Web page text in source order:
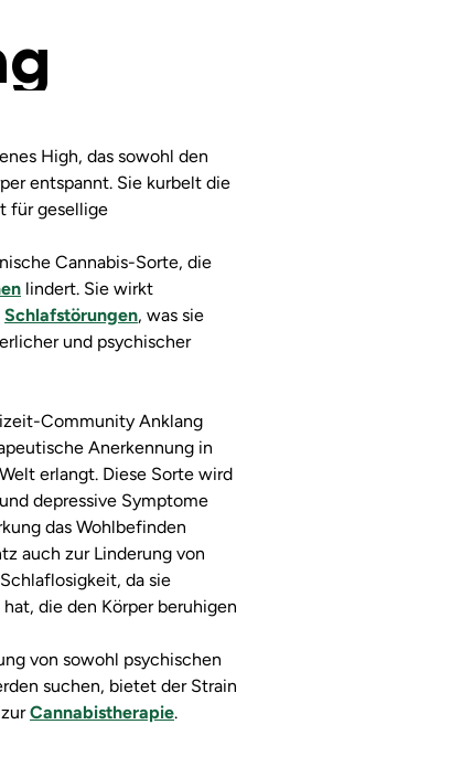
High, das sowohl den
entspannt. Sie kurbelt die
für gesellige
Cannabis-Sorte, die
lindert. Sie wirkt
Schlafstörungen, was sie
und psychischer
Community Anklang
Anerkennung in
erlangt. Diese Sorte wird
depressive Symptome
das Wohlbefinden
auch zur Linderung von
da sie
die den Körper beruhigen
von sowohl psychischen
suchen, bietet der Strain
Cannabistherapie.